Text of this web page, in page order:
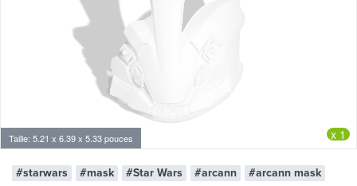
Taille: 5.21 x 6.39 x 5.33 pouces x 1
#starwars #mask #Star Wars #arcann #arcann mask